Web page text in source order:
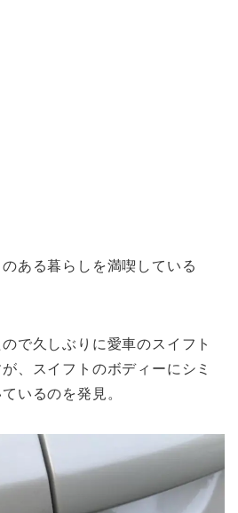
ある暮らしを満喫している
で久しぶりに愛車のスイフト
、スイフトのボディーにシミ
いるのを発見。